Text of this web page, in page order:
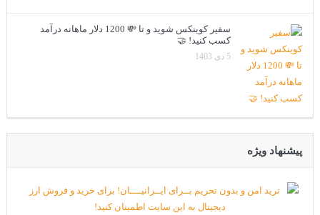
سفیر کوینکس شوید و تا 💸 1200 دلار ماهانه درآمد
کسب کنید! 🤝
5 دی 1403
پیشنهاد ویژه